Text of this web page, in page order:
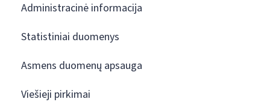
Administracinė informacija
Statistiniai duomenys
Asmens duomenų apsauga
Viešieji pirkimai